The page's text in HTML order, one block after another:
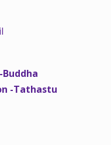
वे भागकर जाते हैं सोने और
ईमानदारी और सत्यनिष्ठा से
बाज़ार के उस्तादों के जाल
में आया, खटाक से उनसे
-Tathastu